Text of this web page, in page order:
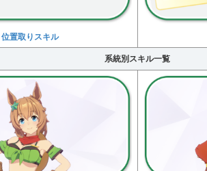
位置取りスキル
系統別スキル一覧